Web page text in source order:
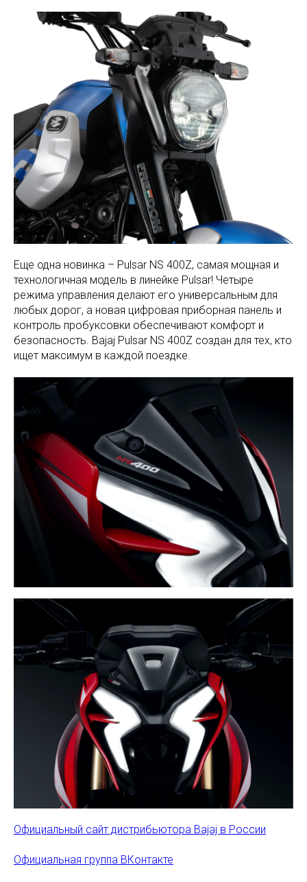
Еще одна новинка – Pulsar NS 400Z, самая мощная и
технологичная модель в линейке Pulsar! Четыре
режима управления делают его универсальным для
любых дорог, а новая цифровая приборная панель и
контроль пробуксовки обеспечивают комфорт и
безопасность. Bajaj Pulsar NS 400Z создан для тех, кто
ищет максимум в каждой поездке.
Официальный сайт дистрибьютора Bajaj в России
Официальная группа ВКонтакте